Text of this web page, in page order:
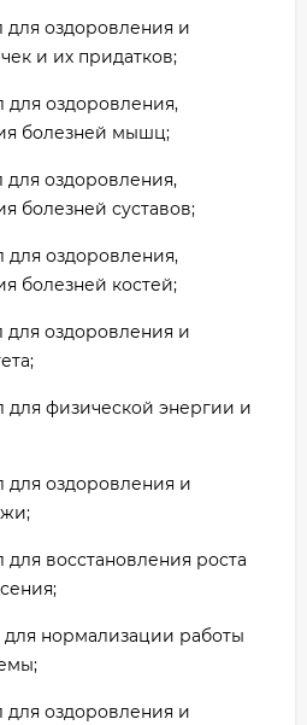
оздоровления и
и их придатков;
оздоровления,
болезней мышц;
оздоровления,
болезней суставов;
оздоровления,
болезней костей;
оздоровления и
физической энергии и
оздоровления и
восстановления роста
нормализации работы
оздоровления и